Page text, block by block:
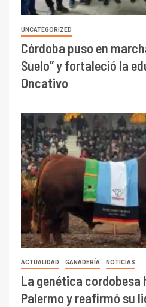
UNCATEGORIZED
Córdoba puso en
Suelo” y fortaleció la
Oncativo
ACTUALIDAD GANADERÍA NOTICIAS
La genética cordobesa
Palermo y reafirmó su